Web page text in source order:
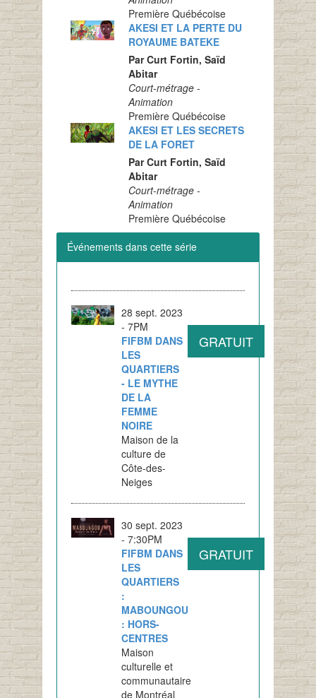
Première Québécoise
AKESI ET LA PERTE DU
ROYAUME BATEKE
Par Curt Fortin, Saïd
Abitar
Court-métrage -
Animation
Première Québécoise
AKESI ET LES SECRETS
DE LA FORET
Par Curt Fortin, Saïd
Abitar
Court-métrage -
Animation
Première Québécoise
Événements dans cette série
28 sept. 2023
- 7PM
FIFBM DANS
LES
QUARTIERS
- LE MYTHE
DE LA
FEMME
NOIRE
Maison de la
culture de
Côte-des-
Neiges
GRATUIT
30 sept. 2023
- 7:30PM
FIFBM DANS
LES
QUARTIERS
:
MABOUNGOU
: HORS-
CENTRES
Maison
culturelle et
communautaire
de Montréal
GRATUIT